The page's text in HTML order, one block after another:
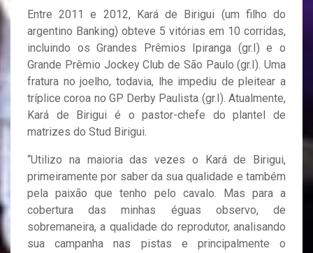
Entre 2011 e 2012, Kará de Birigui (um filho do
argentino Banking) obteve 5 vitórias em 10 corridas,
incluindo os Grandes Prêmios Ipiranga (gr.I) e o
Grande Prêmio Jockey Club de São Paulo (gr.I). Uma
fratura no joelho, todavia, lhe impediu de pleitear a
tríplice coroa no GP Derby Paulista (gr.I). Atualmente,
Kará de Birigui é o pastor-chefe do plantel de
matrizes do Stud Birigui.
“Utilizo na maioria das vezes o Kará de Birigui,
primeiramente por saber da sua qualidade e também
pela paixão que tenho pelo cavalo. Mas para a
cobertura das minhas éguas observo, de
sobremaneira, a qualidade do reprodutor, analisando
sua campanha nas pistas e principalmente o